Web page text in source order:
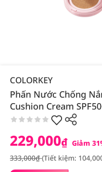
COLORKEY
Phấn Nước Chống
Cushion Cream
229,000₫ Giảm
333,000₫(Tiết kiệm: